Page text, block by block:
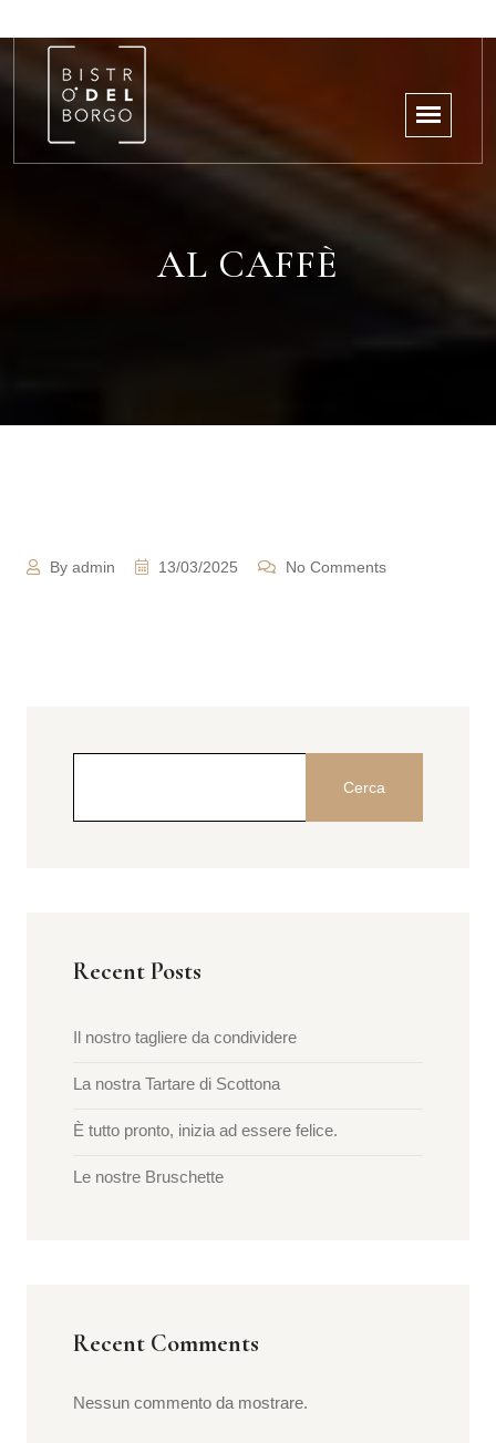
AL CAFFÈ
By admin 13/03/2025 No Comments
Cerca
Recent Posts
Il nostro tagliere da condividere
La nostra Tartare di Scottona
È tutto pronto, inizia ad essere felice.
Le nostre Bruschette
Recent Comments
Nessun commento da mostrare.